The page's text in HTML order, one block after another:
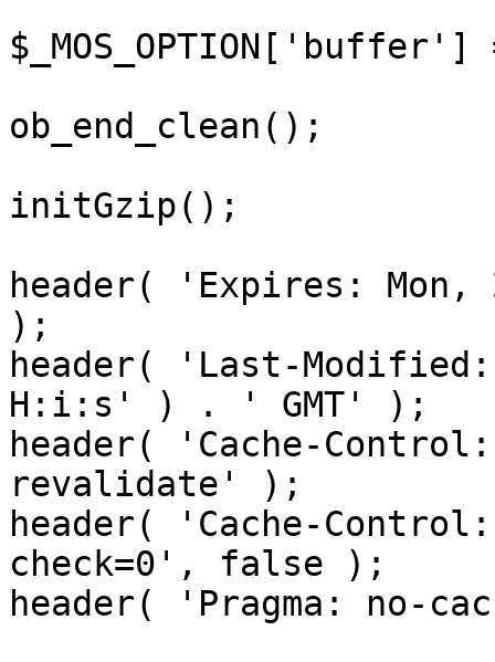
ob_end_clean();
initGzip();
header( 'Expires: Mon,
);
header( 'Last-
H:i:s' ) . ' GMT' );
header( 'Cache-
revalidate' );
header( 'Cache-
check=0', false );
header( 'Pragma: no-